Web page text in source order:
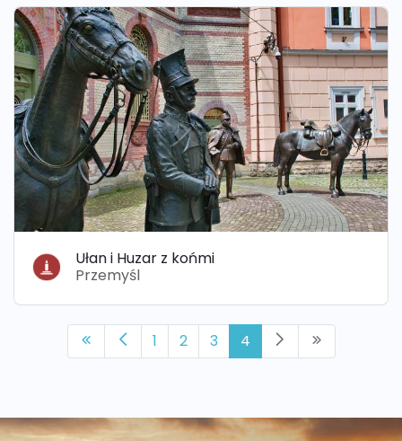
Ułan i Huzar z końmi
Przemyśl
1 2 3 4